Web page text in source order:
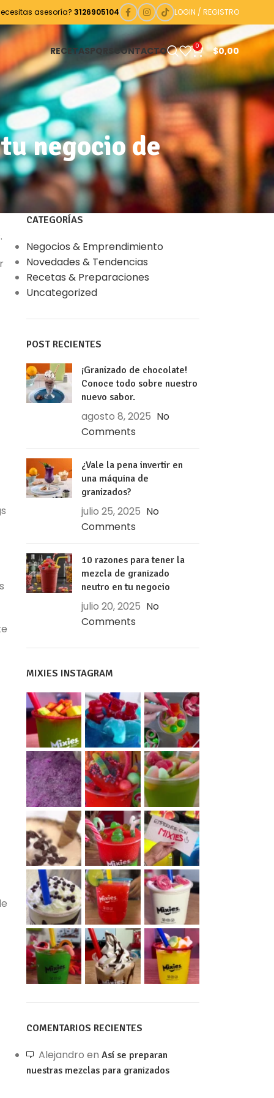
asesoría? 3126905104 LOGIN / REGISTRO
RECETASPQRS CONTACTO 0 $0,00
negocio de
CATEGORÍAS
Negocios & Emprendimiento
Novedades & Tendencias
Recetas & Preparaciones
Uncategorized
POST RECIENTES
¡Granizado de chocolate!
Conoce todo sobre nuestro
nuevo sabor.
agosto 8, 2025 No
Comments
¿Vale la pena invertir en
una máquina de
granizados?
julio 25, 2025 No
Comments
10 razones para tener la
mezcla de granizado
neutro en tu negocio
julio 20, 2025 No
Comments
MIXIES INSTAGRAM
COMENTARIOS RECIENTES
Alejandro en Así se preparan
nuestras mezclas para granizados